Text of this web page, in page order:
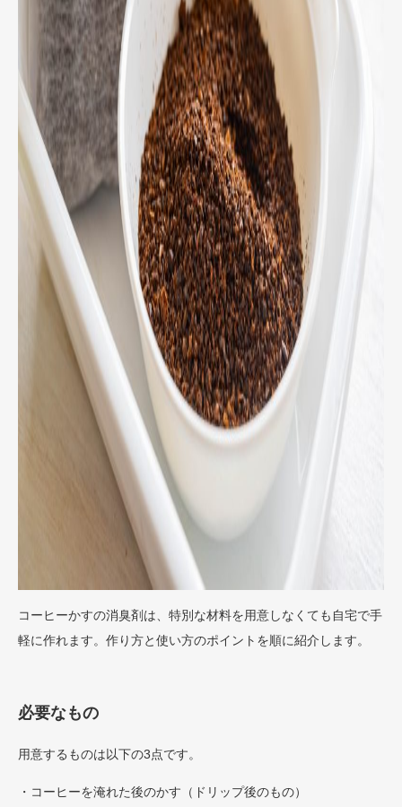
コーヒーかすの消臭剤は、特別な材料を用意しなくても自宅で手
軽に作れます。作り方と使い方のポイントを順に紹介します。
必要なもの
用意するものは以下の3点です。
・コーヒーを淹れた後のかす（ドリップ後のもの）